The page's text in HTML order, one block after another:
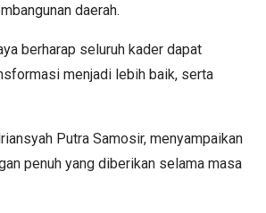
daerah.
berharap seluruh kader dapat
menjadi lebih baik, serta
Putra Samosir, menyampaikan
penuh yang diberikan selama masa